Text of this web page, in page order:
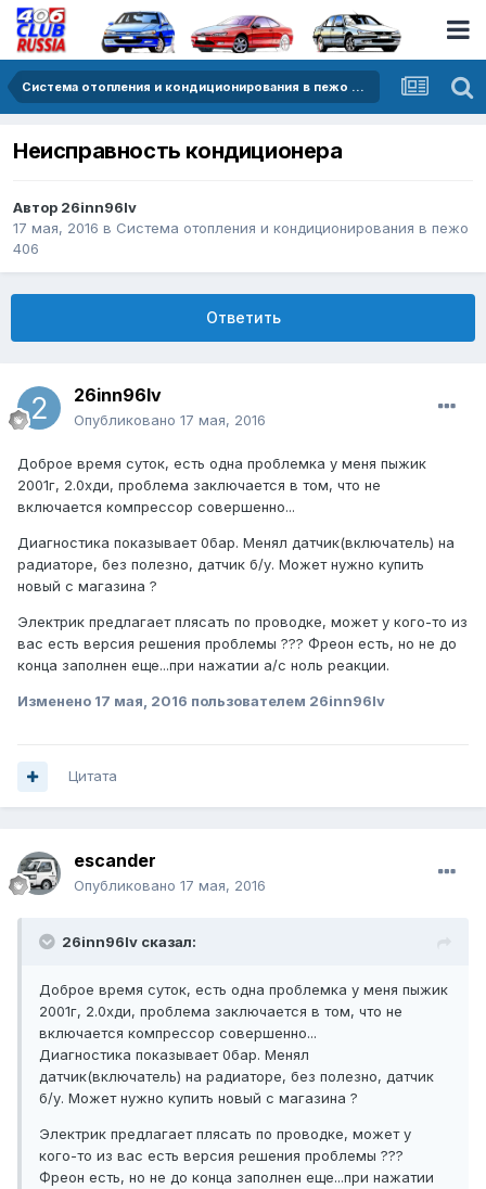
Система отопления и кондиционирования в пежо 406
Неисправность кондиционера
Автор 26inn96lv
17 мая, 2016 в Система отопления и кондиционирования в пежо
406
Ответить
26inn96lv
Опубликовано 17 мая, 2016
Доброе время суток, есть одна проблемка у меня пыжик
2001г, 2.0хди, проблема заключается в том, что не
включается компрессор совершенно...
Диагностика показывает 0бар. Менял датчик(включатель) на
радиаторе, без полезно, датчик б/у. Может нужно купить
новый с магазина ?
Электрик предлагает плясать по проводке, может у кого-то из
вас есть версия решения проблемы ??? Фреон есть, но не до
конца заполнен еще...при нажатии а/с ноль реакции.
Изменено 17 мая, 2016 пользователем 26inn96lv
Цитата
escander
Опубликовано 17 мая, 2016
26inn96lv сказал:
Доброе время суток, есть одна проблемка у меня пыжик
2001г, 2.0хди, проблема заключается в том, что не
включается компрессор совершенно...
Диагностика показывает 0бар. Менял
датчик(включатель) на радиаторе, без полезно, датчик
б/у. Может нужно купить новый с магазина ?
Электрик предлагает плясать по проводке, может у
кого-то из вас есть версия решения проблемы ???
Фреон есть, но не до конца заполнен еще...при нажатии